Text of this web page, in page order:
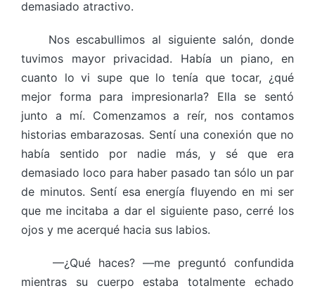
demasiado atractivo.
Nos escabullimos al siguiente salón, donde
tuvimos mayor privacidad. Había un piano, en
cuanto lo vi supe que lo tenía que tocar, ¿qué
mejor forma para impresionarla? Ella se sentó
junto a mí. Comenzamos a reír, nos contamos
historias embarazosas. Sentí una conexión que no
había sentido por nadie más, y sé que era
demasiado loco para haber pasado tan sólo un par
de minutos. Sentí esa energía fluyendo en mi ser
que me incitaba a dar el siguiente paso, cerré los
ojos y me acerqué hacia sus labios.
—¿Qué haces? —me preguntó confundida
mientras su cuerpo estaba totalmente echado